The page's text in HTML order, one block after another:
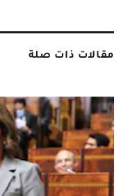
مقالات ذات صلة